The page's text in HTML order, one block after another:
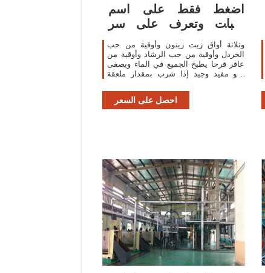
اضغط فقط على اسم
النبات وتعرف على سر
الاعشاب ..!! صفحة 2
وثلاثة أواق زيت زيتون وأوقية من حب
الخردل وأوقية من حب الرشاد وأوقية من
عاقر قرحا يطبخ الجميع في الماء ويصفى
فهو مفيد وجيد إذا شرب بمقدار ملعقة
احصل على السعر